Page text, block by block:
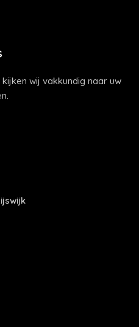
wij vakkundig naar uw